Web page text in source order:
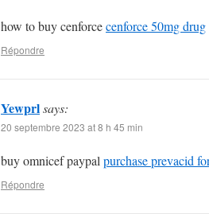
how to buy cenforcecenforce 50mg drug
Répondre
Yewprlsays:
20 septembre 2023 at 8 h 45 min
buy omnicef paypal purchase prevacid
Répondre